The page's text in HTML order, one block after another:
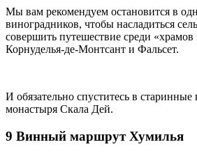
Мы вам рекомендуем остановится в
виноградников, чтобы насладиться
совершить путешествие среди «храмов
Корнуделья-де-Монтсант и Фальсет.
И обязательно спуститесь в
монастыря Скала Дей.
9 Винный маршрут Хумилья